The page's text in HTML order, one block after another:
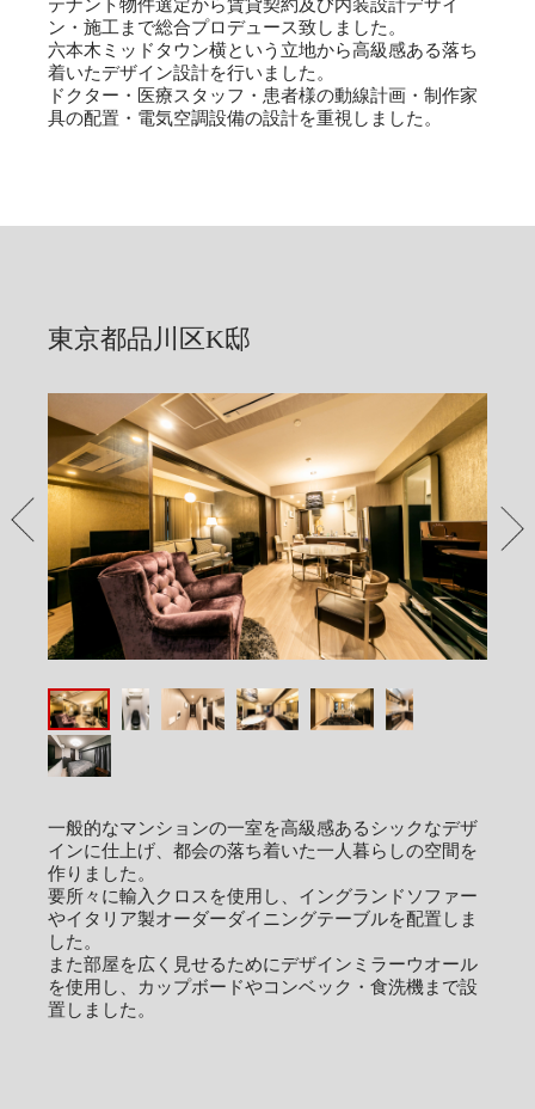
テナント物件選定から賃貸契約及び内装設計デザイ
ン・施工まで総合プロデュース致しました。
六本木ミッドタウン横という立地から高級感ある落ち
着いたデザイン設計を行いました。
ドクター・医療スタッフ・患者様の動線計画・制作家
具の配置・電気空調設備の設計を重視しました。
東京都品川区K邸
PREV
一般的なマンションの一室を高級感あるシックなデザ
インに仕上げ、都会の落ち着いた一人暮らしの空間を
作りました。
要所々に輸入クロスを使用し、イングランドソファー
やイタリア製オーダーダイニングテーブルを配置しま
した。
また部屋を広く見せるためにデザインミラーウオール
を使用し、カップボードやコンベック・食洗機まで設
置しました。